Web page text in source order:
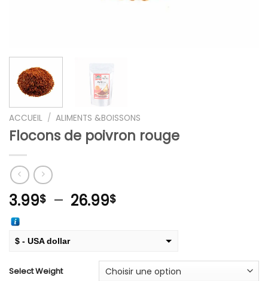
ACCUEIL / ALIMENTS &BOISSONS
Flocons de poivron rouge
3.99$ – 26.99$Plage
à
26.99$
$ - USA dollar
Select Weight